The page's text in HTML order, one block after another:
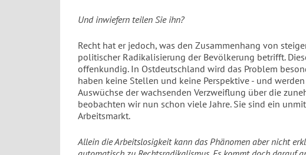
Und inwiefern teilen Sie ihn?
Recht hat er jedoch, was den Zusammenhang von
politischer Radikalisierung der Bevölkerung betrifft.
offenkundig. In Ostdeutschland wird das Problem
haben keine Stellen und keine Perspektive - und
Auswüchse der wachsenden Verzweiflung über die
beobachten wir nun schon viele Jahre. Sie sind ein
Arbeitsmarkt.
Allein die Arbeitslosigkeit kann das Phänomen aber nicht